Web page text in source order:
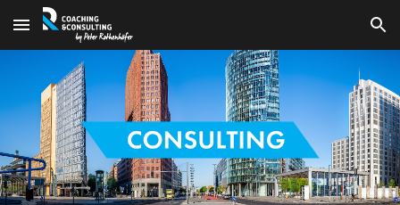
Skip to main content Skip to navigation